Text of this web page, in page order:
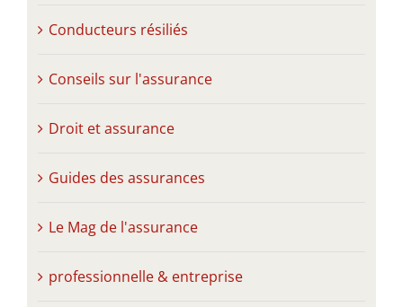
Conducteurs résiliés
Conseils sur l'assurance
Droit et assurance
Guides des assurances
Le Mag de l'assurance
professionnelle & entreprise